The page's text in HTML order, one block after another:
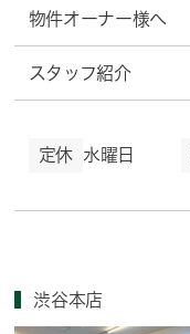
物件オーナー様へ
スタッフ紹介
定休 水曜日
渋谷本店